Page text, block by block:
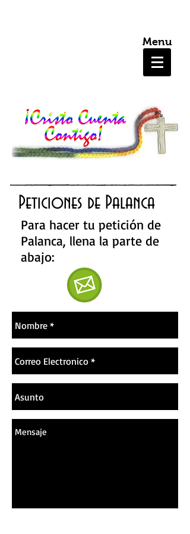
Menu
Para hacer tu petición de
Palanca, llena la parte de
abajo:
Peticiones de Palanca